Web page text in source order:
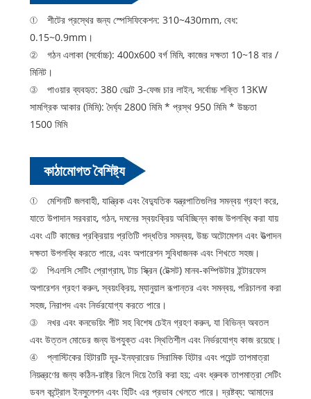
① শীটের প্রস্থের জন্য স্পেসিফিকেশন: 310~430mm, বেধ:
0.15~0.9mm।
② গঠন এলাকা (সর্বোচ্চ): 400x600 বর্গ মিমি, কাজের দক্ষতা 10~18 বার /
মিনিট।
③ পাওয়ার ব্যবহৃত: 380 ভোল্ট 3-ফেজ চার লাইন, সর্বোচ্চ শক্তি 13KW
সামগ্রিক আকার (মিমি): দৈর্ঘ্য 2800 মিমি * প্রস্থ 950 মিমি * উচ্চতা
1500 মিমি
কাঠামোগত বৈশিষ্ট্য
① মেশিনটি জলবাহী, যান্ত্রিক এবং বৈদ্যুতিক যন্ত্রপাতিগুলির সমন্বয় গ্রহণ করে,
যাতে উপাদান সরবরাহ, গঠন, দমনের স্বয়ংক্রিয় অবিচ্ছিন্ন কাজ উপলব্ধি করা যায়
এবং এটি কাজের প্রক্রিয়ায় প্রতিটি পদ্ধতির সমন্বয়, উচ্চ অটোমেশন এবং উত্পাদন
দক্ষতা উপলব্ধি করতে পারে, এবং অপারেশন সুবিধাজনক এবং শিখতে সহজ।
② পিএলসি সেটিং প্রোগ্রাম, টাচ স্ক্রিন (টেক্সট) মানব-কম্পিউটার ইন্টারফেস
অপারেশন গ্রহণ করুন, স্বয়ংক্রিয়, ম্যানুয়াল রূপান্তর এবং সমন্বয়, পরিচালনা করা
সহজ, নিরাপদ এবং নির্ভরযোগ্য করতে পারে।
③ নখর এবং কনভেয়িং শীট সহ বিশেষ চেইন গ্রহণ করুন, যা বিভিন্ন অবতল
এবং উত্তল মোডের জন্য উপযুক্ত এবং স্থিতিশীল এবং নির্ভরযোগ্য কাজ রয়েছে।
④ প্লাস্টিকের হিটারটি দূর-ইনফ্রারেড সিরামিক হিটার এবং পয়েন্ট তাপমাত্রা
নিয়ন্ত্রণের জন্য কঠিন-রাষ্ট্র রিলে দিয়ে তৈরি করা হয়; এবং ধ্রুবক তাপমাত্রা সেটিং
ডবল কন্ট্রোল ইনসুলেশন এবং হিটিং এর প্রভাব খেলতে পারে। দ্রষ্টব্য: আমাদের